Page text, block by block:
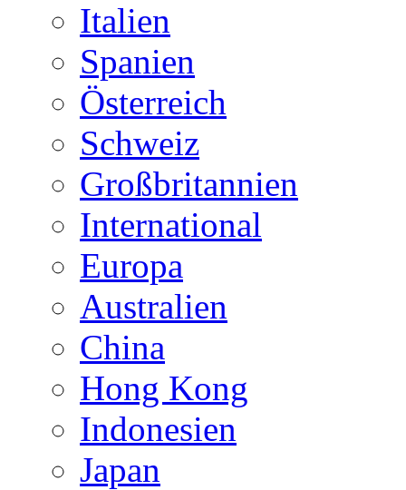
Italien
Spanien
Österreich
Schweiz
Großbritannien
International
Europa
Australien
China
Hong Kong
Indonesien
Japan